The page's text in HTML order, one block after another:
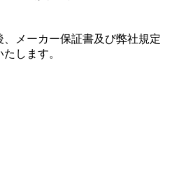
メーカー保証書及び弊社規定
します。